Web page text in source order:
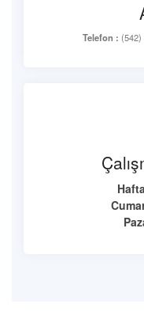
Telefon : (542)